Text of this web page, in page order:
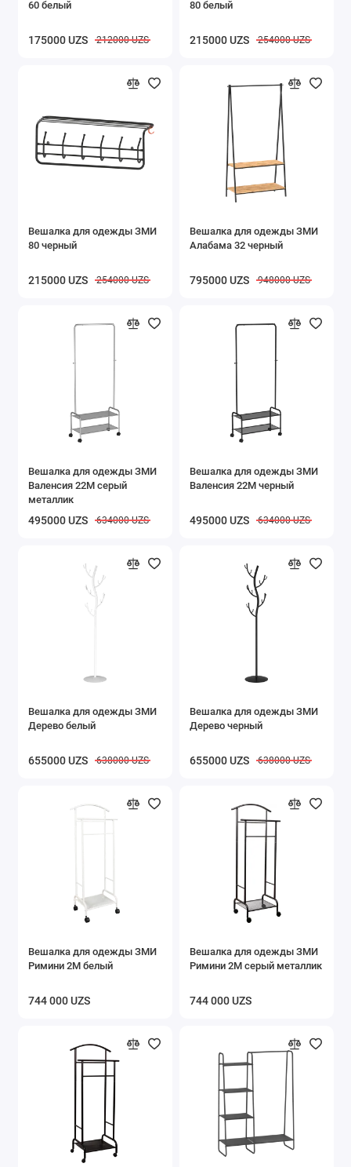
Этажерки и стеллажи
Сушилки для белья
Подставки для обуви
Коврики придверные
Аксессуары для ванной и туалета
Инвентарь для уборки
Показать все
60 белый
175000 UZS 212000 UZS
80 белый
215000 UZS 254000 UZS
Вешалка для одежды ЗМИ
80 черный
215000 UZS 254000 UZS
Вешалка для одежды ЗМИ
Алабама 32 черный
795000 UZS 948000 UZS
Вешалка для одежды ЗМИ
Валенсия 22М серый
металлик
495000 UZS 634000 UZS
Вешалка для одежды ЗМИ
Валенсия 22М черный
495000 UZS 634000 UZS
Вешалка для одежды ЗМИ
Дерево белый
655000 UZS 638000 UZS
Вешалка для одежды ЗМИ
Дерево черный
655000 UZS 638000 UZS
Вешалка для одежды ЗМИ
Римини 2М белый
744 000 UZS
Вешалка для одежды ЗМИ
Римини 2М серый металлик
744 000 UZS